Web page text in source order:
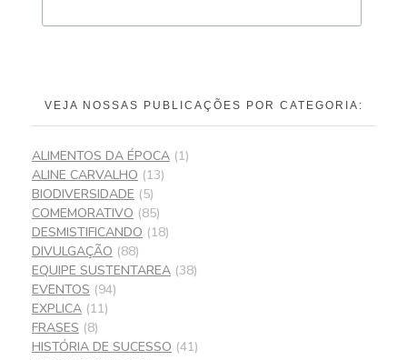
VEJA NOSSAS PUBLICAÇÕES POR CATEGORIA:
ALIMENTOS DA ÉPOCA (1)
ALINE CARVALHO (13)
BIODIVERSIDADE (5)
COMEMORATIVO (85)
DESMISTIFICANDO (18)
DIVULGAÇÃO (88)
EQUIPE SUSTENTAREA (38)
EVENTOS (94)
EXPLICA (11)
FRASES (8)
HISTÓRIA DE SUCESSO (41)